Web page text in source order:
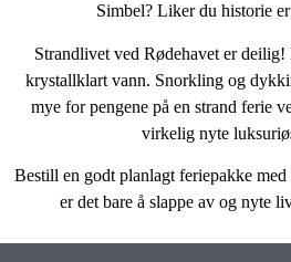
Simbel? Liker du historie
Strandlivet ved Rødehavet er deilig!
krystallklart vann. Snorkling og
mye for pengene på en strand ferie
virkelig nyte
Bestill en godt planlagt feriepakke med
er det bare å slappe av og nyte